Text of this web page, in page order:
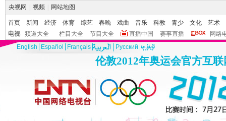
央视网 视频 网站地图
首页 新闻 经济 体育 综艺 春晚 戏曲 音乐 科教 青少 文化
艺术
电视
频道大全 栏目大全 节目大全 直播中国 赛事直播
网络
English
Español Français Pусский
伦敦2012年奥运会官方互